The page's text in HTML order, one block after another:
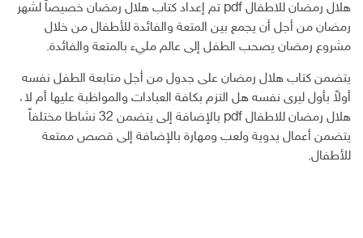
هلال رمضان للاطفال pdf تم إعداد كتاب هلال رمضان خصيصاً لشهر
رمضان من أجل أن يجمع بين المتعة والفائدة للأطفال من خلال
مشروع رمضان يصحب الطفل إلى عالم مليء بالمتعة والفائدة.
يتضمن كتاب هلال رمضان على جدول من أجل متابعة الطفل نفسه
أولاً بأول ليرى نفسه هل التزم بكافة العبادات والمواظبة عليها أم لا،
هلال رمضان للاطفال pdf بالإضافة إلى يتضمن 32 نشاطا مختلفاً
يتضمن أعمال يدوية ولعب ومهارة بالإضافة إلى قصص ممتعة
للأطفال.